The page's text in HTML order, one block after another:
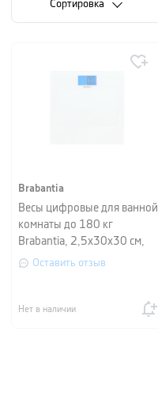
Cортировка
Brabantia
Весы цифровые для ванной
комнаты до 180 кг
Brabantia, 2,5х30х30 см,
белый
Оставить отзыв
Нет в наличии